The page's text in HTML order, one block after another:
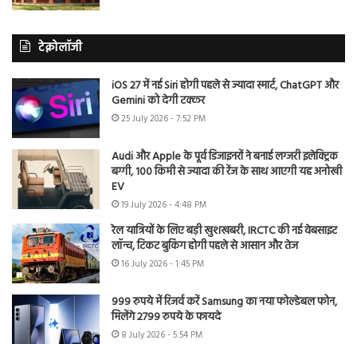
टेक्नोलॉजी
iOS 27 में नई Siri होगी पहले से ज्यादा स्मार्ट, ChatGPT और
Gemini को देगी टक्कर
25 July 2026 - 7:52 PM
Audi और Apple के पूर्व डिजाइनरों ने बनाई लग्जरी इलेक्ट्रिक
बग्गी, 100 किमी से ज्यादा की रेंज के साथ आएगी यह अनोखी
EV
19 July 2026 - 4:48 PM
रेल यात्रियों के लिए बड़ी खुशखबरी, IRCTC की नई वेबसाइट
लॉन्च, टिकट बुकिंग होगी पहले से आसान और तेज
16 July 2026 - 1:45 PM
999 रुपये में रिजर्व करें Samsung का नया फोल्डेबल फोन,
मिलेंगे 2799 रुपये के फायदे
8 July 2026 - 5:54 PM